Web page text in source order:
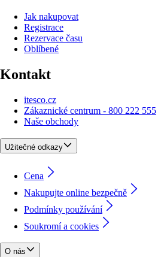
Jak nakupovat
Registrace
Rezervace času
Oblíbené
Kontakt
itesco.cz
Zákaznické centrum - 800 222 555
Naše obchody
Užitečné odkazy
Cena
Nakupujte online bezpečně
Podmínky používání
Soukromí a cookies
O nás